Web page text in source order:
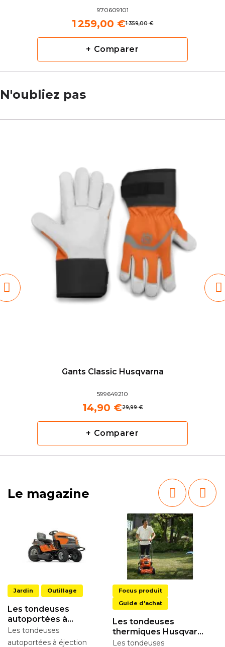
970609101
1 359,00 €
1 259,00 €
+ Comparer
N'oubliez pas
Gants Classic Husqvarna
599649210
29,99 €
14,90 €
+ Comparer
Le magazine
Jardin Outillage
Les tondeuses
autoportées à
éjection latérale
Les tondeuses
autoportées à éjection
Focus produit
Guide d'achat
Les tondeuses
thermiques Husqvarna
de la gamme LC
Les tondeuses